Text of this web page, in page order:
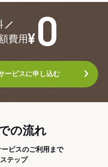
費用
ービスに申し込む
の流れ
ビスのご利用まで
テップ